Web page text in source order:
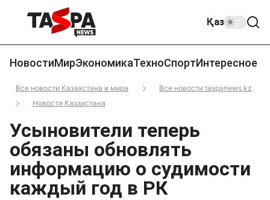
Қаз
НовостиМирЭкономикаТехноСпортИнтересное
Все новости Казахстана и мира
Все новости taspanews.kz
Новости Казахстана
Усыновители теперь
обязаны обновлять
информацию о судимости
каждый год в РК